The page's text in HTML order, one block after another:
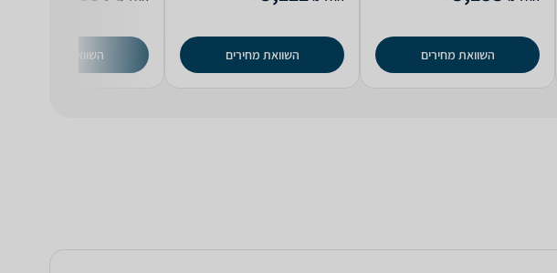
השוואת מחירים השוואת מחירים השוואת מחירים